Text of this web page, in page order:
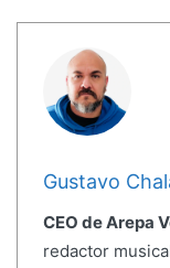
Gustavo
CEO de Arepa
redactor